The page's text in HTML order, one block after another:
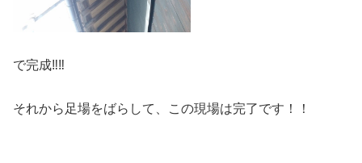
で完成‼︎‼︎
それから足場をばらして、この現場は完了です！！